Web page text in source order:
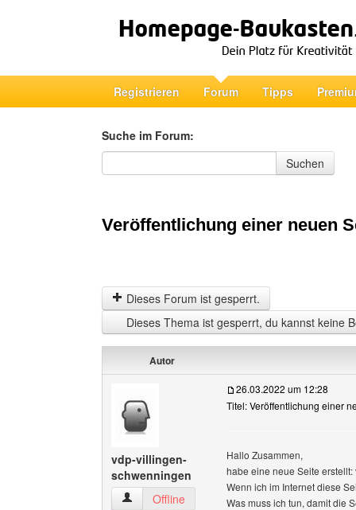
Registrieren Forum Tipps
Suche im Forum:
Suche im Forum
Suchen
Veröffentlichung einer neuen
Dieses Forum ist gesperrt.
Dieses Thema ist gesperrt, du kannst keine
Autor
vdp-villingen-
schwenningen
vdp-villingen-schwenningen Benutzer-Profile
Offline
26.03.2022 um 12:28
Titel: Veröffentlichung einer
Hallo Zusammen,
habe eine neue Seite
Wenn ich im Internet diese
Was muss ich tun, damit die